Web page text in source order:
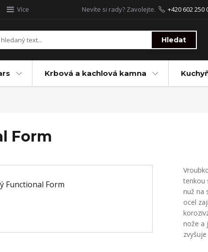
Více
Hledat
Nevíte si rady? Zavolejte. +420 602 250
Krbová a kachlová kamna
Form
tenkou
nuž na
ocel
nože a